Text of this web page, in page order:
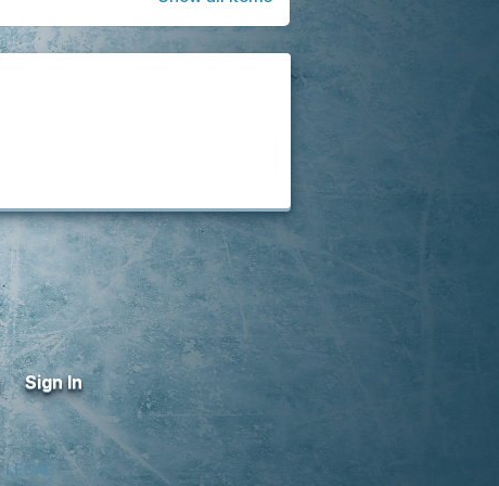
Sign In
LEGAL